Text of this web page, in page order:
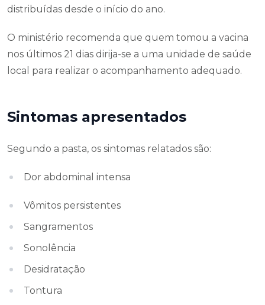
distribuídas desde o início do ano.
O ministério recomenda que quem tomou a vacina
nos últimos 21 dias dirija-se a uma unidade de saúde
local para realizar o acompanhamento adequado.
Sintomas apresentados
Segundo a pasta, os sintomas relatados são:
Dor abdominal intensa
Vômitos persistentes
Sangramentos
Sonolência
Desidratação
Tontura